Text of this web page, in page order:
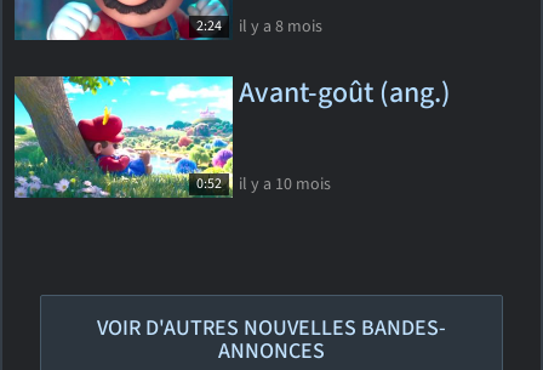
2:24 il y a 8 mois
0:52
Avant-goût (ang.)
il y a 10 mois
VOIR D'AUTRES NOUVELLES BANDES-
ANNONCES